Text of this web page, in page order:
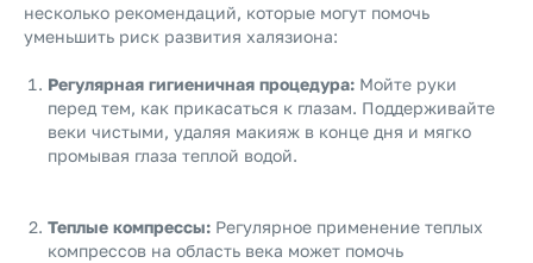
несколько рекомендаций, которые могут помочь
уменьшить риск развития халязиона:
Регулярная гигиеничная процедура: Мойте руки
перед тем, как прикасаться к глазам. Поддерживайте
веки чистыми, удаляя макияж в конце дня и мягко
промывая глаза теплой водой.
Теплые компрессы: Регулярное применение теплых
компрессов на область века может помочь